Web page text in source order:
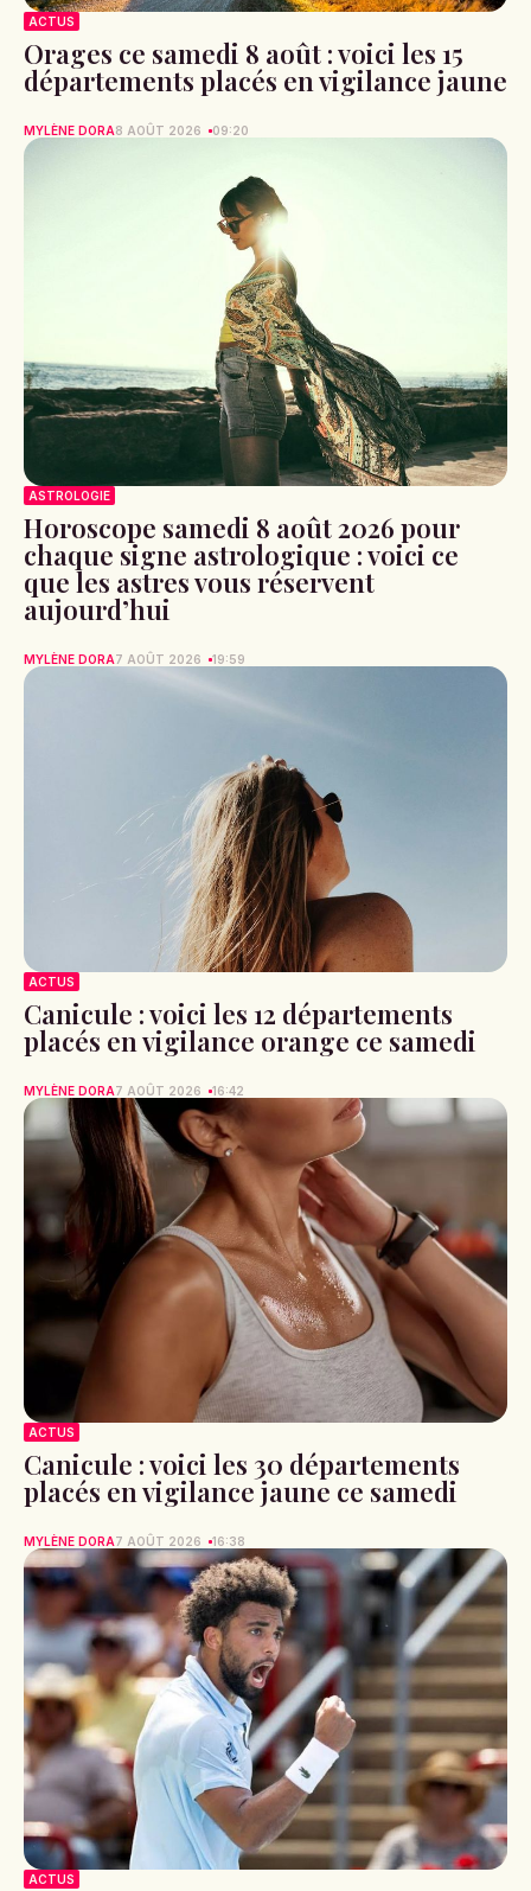
ACTUS
Orages ce samedi 8 août : voici les 15
départements placés en vigilance jaune
MYLÈNE DORA8 AOÛT 2026 09:20
ASTROLOGIE
Horoscope samedi 8 août 2026 pour
chaque signe astrologique : voici ce
que les astres vous réservent
aujourd’hui
MYLÈNE DORA7 AOÛT 2026 19:59
ACTUS
Canicule : voici les 12 départements
placés en vigilance orange ce samedi
MYLÈNE DORA7 AOÛT 2026 16:42
ACTUS
Canicule : voici les 30 départements
placés en vigilance jaune ce samedi
MYLÈNE DORA7 AOÛT 2026 16:38
ACTUS